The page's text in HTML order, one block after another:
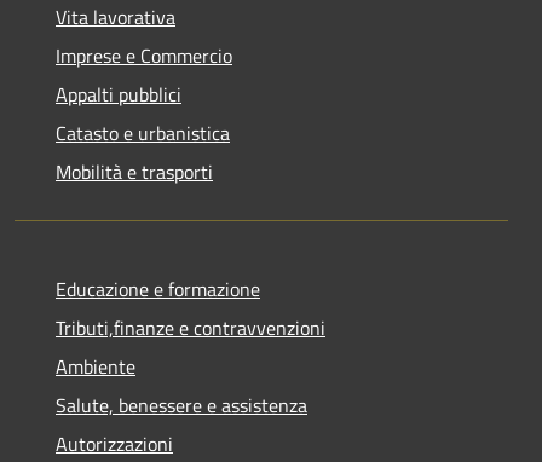
Vita lavorativa
Imprese e Commercio
Appalti pubblici
Catasto e urbanistica
Mobilità e trasporti
Educazione e formazione
Tributi,finanze e contravvenzioni
Ambiente
Salute, benessere e assistenza
Autorizzazioni